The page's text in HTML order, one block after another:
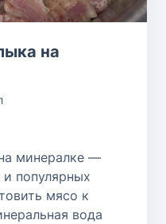
на
минералке —
популярных
мясо к
вода